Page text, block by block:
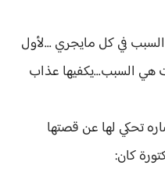
في كل مايجري ...لأول
هي السبب...يكفيها عذاب
تحكي لها عن قصتها
كان: